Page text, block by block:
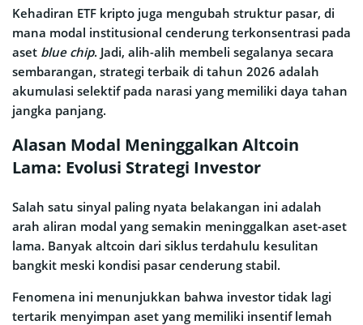
Kehadiran ETF kripto juga mengubah struktur pasar, di
mana modal institusional cenderung terkonsentrasi pada
aset blue chip. Jadi, alih-alih membeli segalanya secara
sembarangan, strategi terbaik di tahun 2026 adalah
akumulasi selektif pada narasi yang memiliki daya tahan
jangka panjang.
Alasan Modal Meninggalkan Altcoin
Lama: Evolusi Strategi Investor
Salah satu sinyal paling nyata belakangan ini adalah
arah aliran modal yang semakin meninggalkan aset-aset
lama. Banyak altcoin dari siklus terdahulu kesulitan
bangkit meski kondisi pasar cenderung stabil.
Fenomena ini menunjukkan bahwa investor tidak lagi
tertarik menyimpan aset yang memiliki insentif lemah